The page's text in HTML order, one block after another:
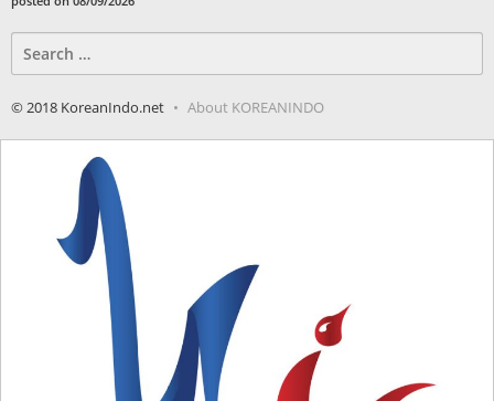
for:
© 2018 KoreanIndo.net About KOREANINDO